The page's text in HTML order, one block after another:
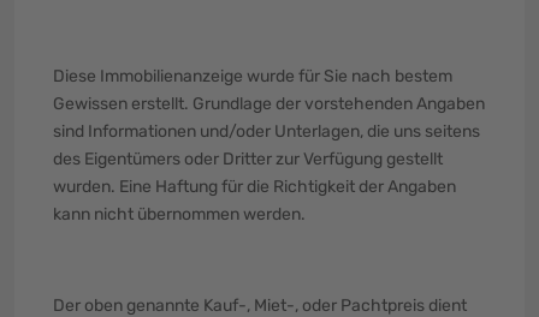
Diese Immobilienanzeige wurde für Sie nach bestem
Gewissen erstellt. Grundlage der vorstehenden Angaben
sind Informationen und/oder Unterlagen, die uns seitens
des Eigentümers oder Dritter zur Verfügung gestellt
wurden. Eine Haftung für die Richtigkeit der Angaben
kann nicht übernommen werden.
Der oben genannte Kauf-, Miet-, oder Pachtpreis dient